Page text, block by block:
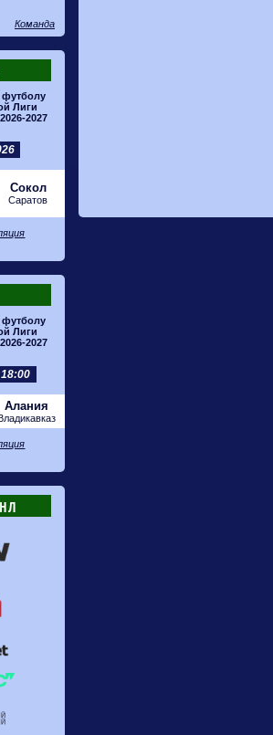
Команда
футболу
Лиги
2027
Сокол
Саратов
футболу
Лиги
2027
Алания